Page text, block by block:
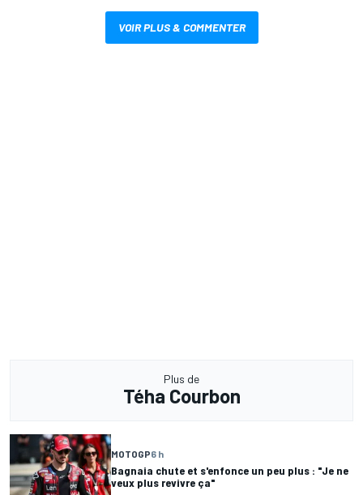
VOIR PLUS & COMMENTER
Plus de
Téha Courbon
MOTOGP6 h
Bagnaia chute et s'enfonce un peu plus : "Je ne
veux plus revivre ça"